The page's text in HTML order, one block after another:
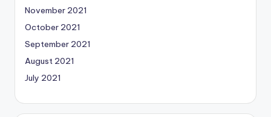
November 2021
October 2021
September 2021
August 2021
July 2021